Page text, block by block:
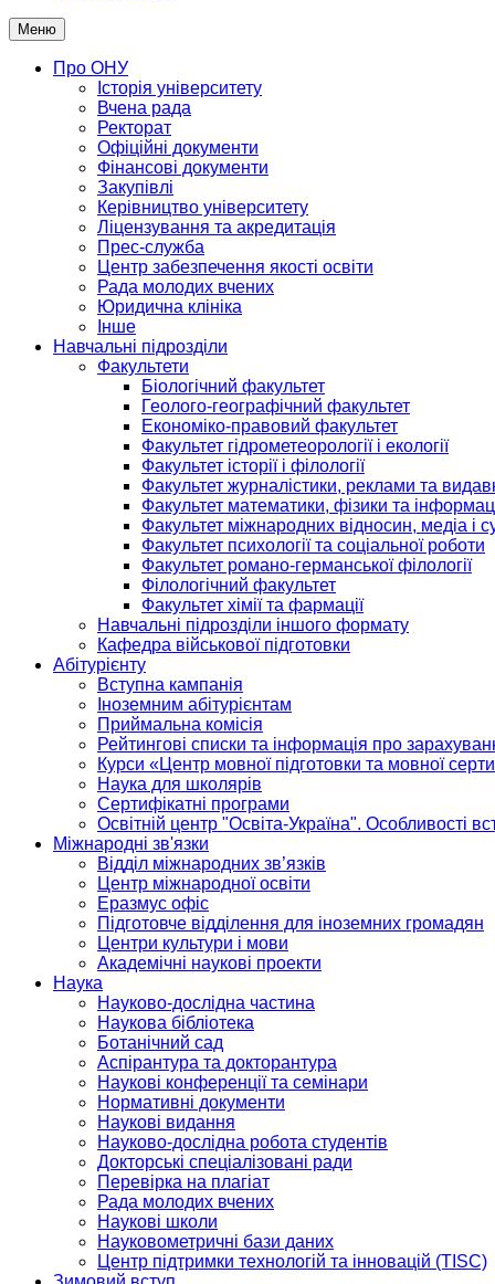
Меню
Про ОНУ
Історія університету
Вчена рада
Ректорат
Офіційні документи
Фінансові документи
Закупівлі
Керівництво університету
Ліцензування та акредитація
Прес-служба
Центр забезпечення якості освіти
Рада молодих вчених
Юридична клініка
Інше
Навчальні підрозділи
Факультети
Біологічний факультет
Геолого-географічний факультет
Економіко-правовий факультет
Факультет гідрометеорології і екології
Факультет історії і філології
Факультет журналістики, реклами та
Факультет математики, фізики та
Факультет міжнародних відносин, медіа і
Факультет психології та соціальної роботи
Факультет романо-германської філології
Філологічний факультет
Факультет хімії та фармації
Навчальні підрозділи іншого формату
Кафедра військової підготовки
Абітурієнту
Вступна кампанія
Іноземним абітурієнтам
Приймальна комісія
Рейтингові списки та інформація про
Курси «Центр мовної підготовки та мовної
Наука для школярів
Сертифікатні програми
Освітній центр "Освіта-Україна". Особливості
Міжнародні зв'язки
Відділ міжнародних зв’язків
Центр міжнародної освіти
Еразмус офіс
Підготовче відділення для іноземних громадян
Центри культури і мови
Академічні наукові проекти
Наука
Науково-дослідна частина
Наукова бібліотека
Ботанічний сад
Аспірантура та докторантура
Наукові конференції та семінари
Нормативні документи
Наукові видання
Науково-дослідна робота студентів
Докторські спеціалізовані ради
Перевірка на плагіат
Рада молодих вчених
Наукові школи
Науковометричні бази даних
Центр підтримки технологій та інновацій (TISC)